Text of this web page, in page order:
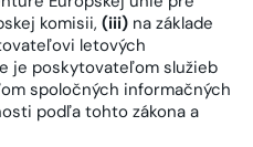
komisii, (iii) na základe
letových
je poskytovateľom služieb
spoločných informačných
podľa tohto zákona a